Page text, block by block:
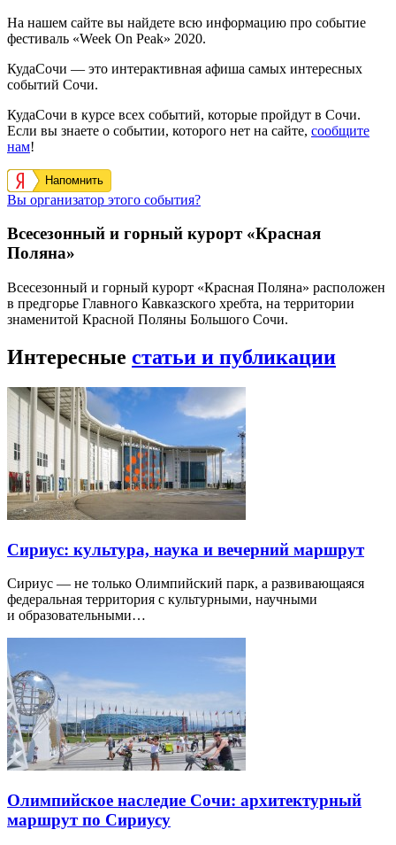
На нашем сайте вы найдете всю информацию про событие
фестиваль «Week On Peak» 2020.
КудаСочи — это интерактивная афиша самых интересных
событий Сочи.
КудаСочи в курсе всех событий, которые пройдут в Сочи.
Если вы знаете о событии, которого нет на сайте, сообщите
нам!
Напомнить
Вы организатор этого события?
Всесезонный и горный курорт «Красная
Поляна»
Всесезонный и горный курорт «Красная Поляна» расположен
в предгорье Главного Кавказского хребта, на территории
знаменитой Красной Поляны Большого Сочи.
Интересные статьи и публикации
Сириус: культура, наука и вечерний маршрут
Сириус — не только Олимпийский парк, а развивающаяся
федеральная территория с культурными, научными
и образовательными…
Олимпийское наследие Сочи: архитектурный
маршрут по Сириусу